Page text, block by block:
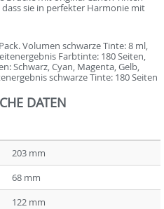
sie in perfekter Harmonie mit
Volumen schwarze Tinte: 8 ml,
Farbtinte: 180 Seiten,
Schwarz, Cyan, Magenta, Gelb,
schwarze Tinte: 180 Seiten
DATEN
203 mm
68 mm
122 mm